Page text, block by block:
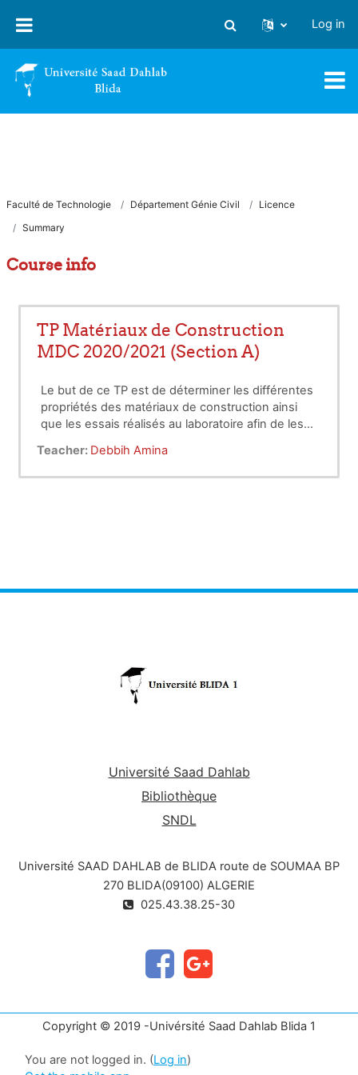
Toggle search input
Log in
Faculté de Technologie Département Génie Civil
Licence
Summary
Course info
TP Matériaux de Construction
MDC 2020/2021 (Section A)
Le but de ce TP est de déterminer les différentes
propriétés des matériaux de construction ainsi
que les essais réalisés au laboratoire afin de les
Teacher: Debbih Amina
Université Saad Dahlab
Bibliothèque
SNDL
Université SAAD DAHLAB de BLIDA route de SOUMAA BP
270 BLIDA(09100) ALGERIE
025.43.38.25-30
Copyright © 2019 -Univérsité Saad Dahlab Blida 1
You are not logged in. (Log in)